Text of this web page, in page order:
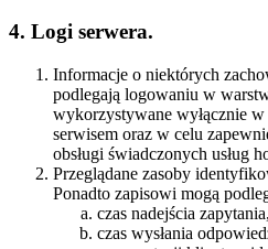
4. Logi serwera.
Informacje o niektórych
podlegają logowaniu w
wykorzystywane wyłącznie
serwisem oraz w celu
obsługi świadczonych usług
Przeglądane zasoby
Ponadto zapisowi mogą
czas nadejścia zapytania,
czas wysłania